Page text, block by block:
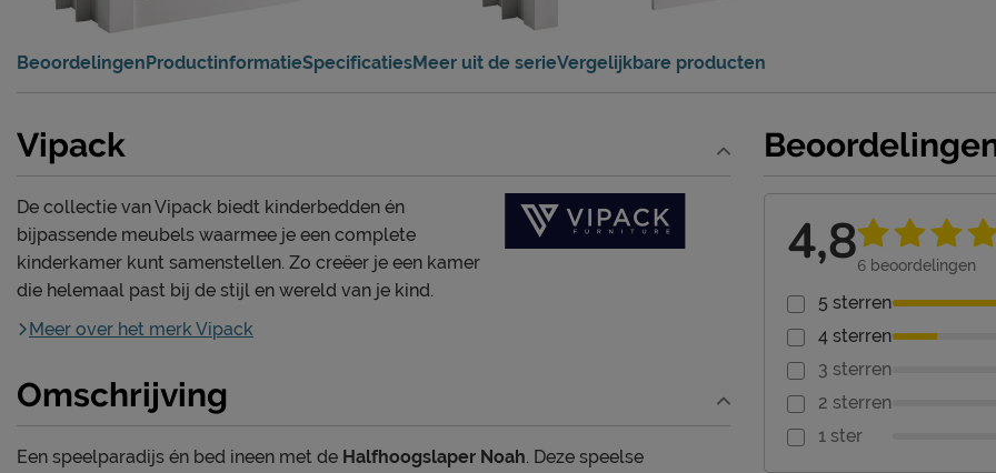
Beoordelingen ProductinformatieSpecificatiesMeer uit de serieVergelijkbare producten
4,86 beoordelingen
5 sterren
4 sterren
3 sterren
2 sterren
1 ster
Vipack
De collectie van Vipack biedt kinderbedden én
bijpassende meubels waarmee je een complete
kinderkamer kunt samenstellen. Zo creëer je een kamer
die helemaal past bij de stijl en wereld van je kind.
Meer over het merk Vipack
Omschrijving
Een speelparadijs én bed ineen met de Halfhoogslaper Noah. Deze speelse